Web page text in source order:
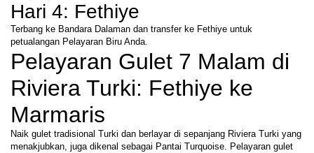
Hari 4: Fethiye
Terbang ke Bandara Dalaman dan transfer ke Fethiye untuk
petualangan Pelayaran Biru Anda.
Pelayaran Gulet 7 Malam di
Riviera Turki: Fethiye ke
Marmaris
Naik gulet tradisional Turki dan berlayar di sepanjang Riviera Turki yang
menakjubkan, juga dikenal sebagai Pantai Turquoise. Pelayaran gulet